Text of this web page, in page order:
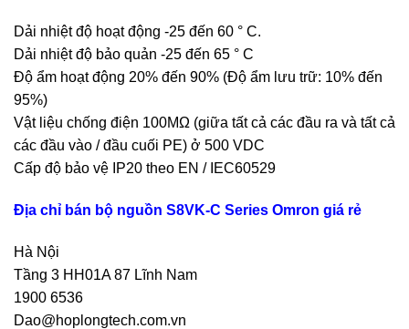
Dải nhiệt độ hoạt động -25 đến 60 ° C.
Dải nhiệt độ bảo quản -25 đến 65 ° C
Độ ẩm hoạt động 20% đến 90% (Độ ẩm lưu trữ: 10% đến
95%)
Vật liệu chống điện 100MΩ (giữa tất cả các đầu ra và tất cả
các đầu vào / đầu cuối PE) ở 500 VDC
Cấp độ bảo vệ IP20 theo EN / IEC60529
Địa chỉ bán bộ nguồn S8VK-C Series Omron giá rẻ
Hà Nội
Tầng 3 HH01A 87 Lĩnh Nam
1900 6536
Dao@hoplongtech.com.vn